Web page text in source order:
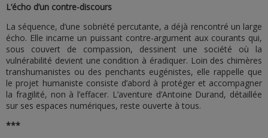
L’écho d’un contre-discours
La séquence, d’une sobriété percutante, a déjà rencontré un large
écho. Elle incarne un puissant contre-argument aux courants qui,
sous couvert de compassion, dessinent une société où la
vulnérabilité devient une condition à éradiquer. Loin des chimères
transhumanistes ou des penchants eugénistes, elle rappelle que
le projet humaniste consiste d’abord à protéger et accompagner
la fragilité, non à l’effacer. L’aventure d’Antoine Durand, détaillée
sur ses espaces numériques, reste ouverte à tous.
***